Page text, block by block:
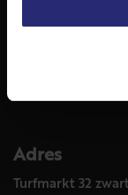
Aankoop
Meer
Adres
Turfmarkt 32 zwart